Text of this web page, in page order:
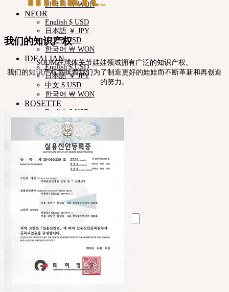
한국어 ￦ WON
NEOR
English $ USD
日本語 ￥ JPY
中文 $ USD
한국어 ￦ WON
IDEALIAN
English $ USD
日本語 ￥ JPY
中文 $ USD
한국어 ￦ WON
ROSETTE
English $ USD
English € EUR
日本語 ￥ JPY
中文 $ USD
한국어 ￦ WON
LILA
English $ USD
English € EUR
日本語 ￥ JPY
中文 $ USD
한국어 ￦ WON
Search
for:
购物车为空
Cart
我们的知识产权
SOOM在球体关节娃娃领域拥有广泛的知识产权。
我们的知识产权意味着我们为了制造更好的娃娃而不断革新和再创造
的努力。